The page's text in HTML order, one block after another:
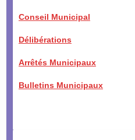
Conseil Municipal
Délibérations
Arrêtés Municipaux
Bulletins Municipaux